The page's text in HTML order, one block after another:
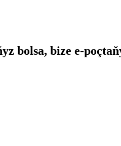
bolsa, bize e-